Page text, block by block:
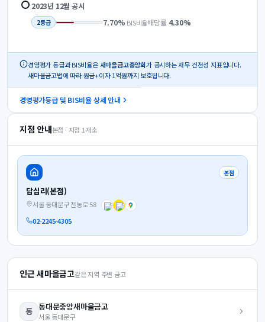
2023년 12월 공시
2등급 7.70% BIS비율배당률 4.30%
경영평가 등급과 BIS비율은 새마을금고중앙회가 공시하는 재무 건전성 지표입니다.
새마을금고법에 따라 원금+이자 1억원까지 보호됩니다.
경영평가등급 및 BIS비율 상세 안내
지점 안내본점 · 지점 1개소
본점
답십리(본점)
서울 동대문구 전농로 58
02-2245-4305
인근 새마을금고같은 지역 주변 금고
동 동대문중앙새마을금고
서울 동대문구